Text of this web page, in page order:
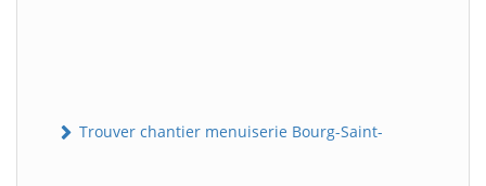
Trouver chantier menuiserie Bourg-Saint-